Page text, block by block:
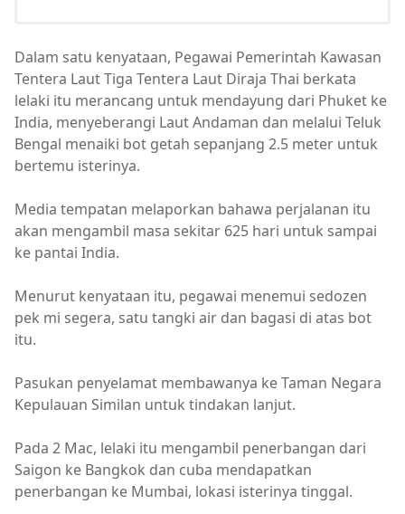
Dalam satu kenyataan, Pegawai Pemerintah Kawasan
Tentera Laut Tiga Tentera Laut Diraja Thai berkata
lelaki itu merancang untuk mendayung dari Phuket ke
India, menyeberangi Laut Andaman dan melalui Teluk
Bengal menaiki bot getah sepanjang 2.5 meter untuk
bertemu isterinya.
Media tempatan melaporkan bahawa perjalanan itu
akan mengambil masa sekitar 625 hari untuk sampai
ke pantai India.
Menurut kenyataan itu, pegawai menemui sedozen
pek mi segera, satu tangki air dan bagasi di atas bot
itu.
Pasukan penyelamat membawanya ke Taman Negara
Kepulauan Similan untuk tindakan lanjut.
Pada 2 Mac, lelaki itu mengambil penerbangan dari
Saigon ke Bangkok dan cuba mendapatkan
penerbangan ke Mumbai, lokasi isterinya tinggal.